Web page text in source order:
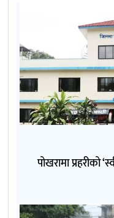
पोखरामा प्रहरीको